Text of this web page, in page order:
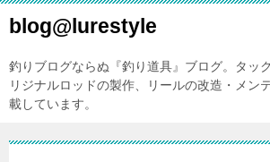
blog@lurestyle
釣りブログならぬ『釣り道具』ブログ。タッ
リジナルロッドの製作、リールの改造・メン
載しています。